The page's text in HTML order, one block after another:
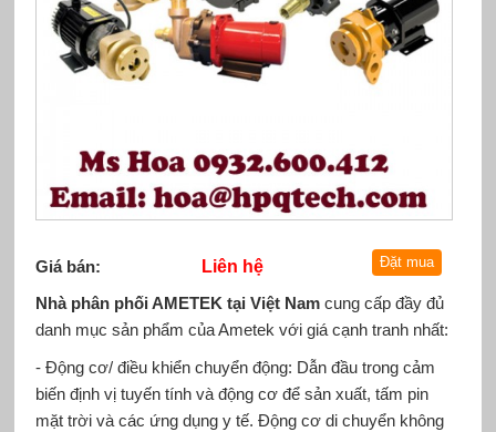
Giá bán:
Liên hệ
Nhà phân phối AMETEK tại Việt Namcung cấp đầy đủ
danh mục sản phẩm của Ametek với giá cạnh tranh nhất:
- Động cơ/ điều khiển chuyển động: Dẫn đầu trong cảm
biến định vị tuyến tính và động cơ để sản xuất, tấm pin
mặt trời và các ứng dụng y tế. Động cơ di chuyển không